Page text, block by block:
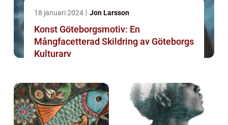
18 januari 2024 Jon Larsson
Konst Göteborgsmotiv: En
Mångfacetterad Skildring av Göteborgs
Kulturarv